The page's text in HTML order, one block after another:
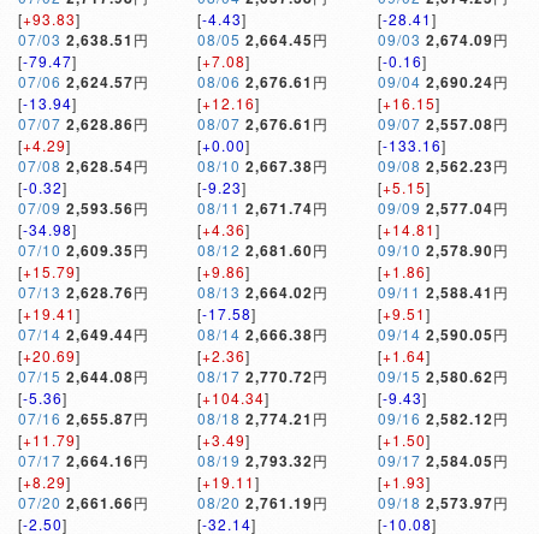
[+93.83]
07/03 2,638.51 円
[-79.47]
07/06 2,624.57円
[-13.94]
07/07 2,628.86円
[+4.29]
07/08 2,628.54円
[-0.32]
07/09 2,593.56円
[-34.98]
07/10 2,609.35円
[+15.79]
07/13 2,628.76円
[+19.41]
07/14 2,649.44円
[+20.69]
07/15 2,644.08円
[-5.36]
07/16 2,655.87円
[+11.79]
07/17 2,664.16円
[+8.29]
07/20 2,661.66円
[-2.50]
[-4.43]
08/05 2,664.45円
[+7.08]
08/06 2,676.61 円
[+12.16]
08/07 2,676.61 円
[+0.00]
08/10 2,667.38円
[-9.23]
08/11 2,671.74円
[+4.36]
08/12 2,681.60円
[+9.86]
08/13 2,664.02円
[-17.58]
08/14 2,666.38円
[+2.36]
08/17 2,770.72円
[+104.34]
08/18 2,774.21 円
[+3.49]
08/19 2,793.32円
[+19.11]
08/20 2,761.19円
[-32.14]
[-28.41]
09/03 2,674.09円
[-0.16]
09/04 2,690.24円
[+16.15]
09/07 2,557.08円
[-133.16]
09/08 2,562.23円
[+5.15]
09/09 2,577.04円
[+14.81]
09/10 2,578.90円
[+1.86]
09/11 2,588.41 円
[+9.51]
09/14 2,590.05円
[+1.64]
09/15 2,580.62円
[-9.43]
09/16 2,582.12円
[+1.50]
09/17 2,584.05円
[+1.93]
09/18 2,573.97円
[-10.08]